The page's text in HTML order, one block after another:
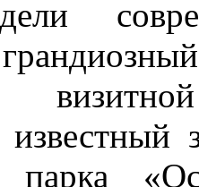
парка